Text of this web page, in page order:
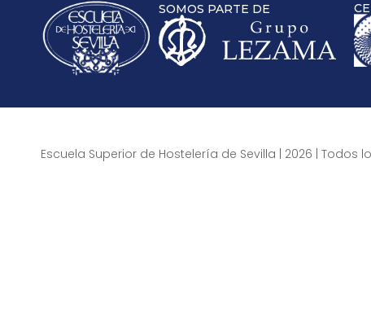
SOMOS PARTE DE
Escuela Superior de Hostelería de Sevilla | 2026 | Todos